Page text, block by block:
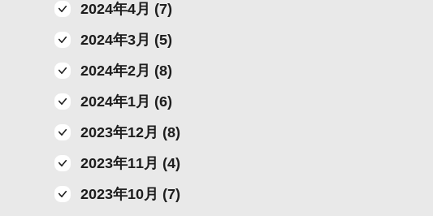
2024年4月 (7)
2024年3月 (5)
2024年2月 (8)
2024年1月 (6)
2023年12月 (8)
2023年11月 (4)
2023年10月 (7)